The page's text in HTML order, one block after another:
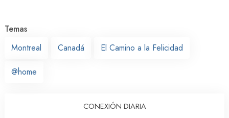
Temas
Montreal
Canadá El Camino a la Felicidad
@home
CONEXIÓN DIARIA